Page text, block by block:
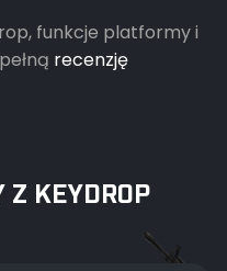
funkcje platformy i
recenzję
Z KEYDROP